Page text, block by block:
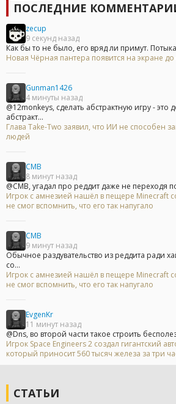
ПОСЛЕДНИЕ
zecup
9 секунд назад
Как бы то не было, его вряд ли примут.
Новая Чёрная пантера появится на экране
Gunman1426
4 минуты назад
@12monkeys, сделать абстрактную игру - это
абстракт...
Глава Take-Two заявил, что ИИ не способен
людей
CMB
8 минут назад
@CMB, угадал про реддит даже не переходя
Игрок с амнезией нашёл в пещере Minecraft
не смог вспомнить, что его так напугало
CMB
9 минут назад
Обычное раздувательство из реддита ради
со...
Игрок с амнезией нашёл в пещере Minecraft
не смог вспомнить, что его так напугало
EvgenKr
11 минут назад
@Dns, во второй части такое строить
Игрок Space Engineers 2 создал гигантский
который приносит 560 тысяч железа за три
СТАТЬИ